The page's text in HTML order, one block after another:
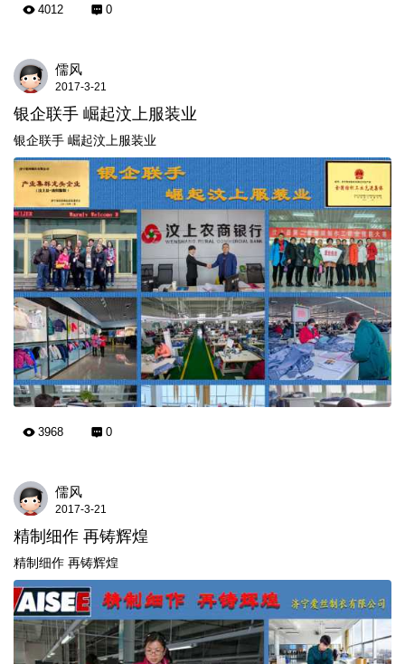
4012 0
儒风
2017-3-21
银企联手 崛起汶上服装业
银企联手 崛起汶上服装业
3968 0
儒风
2017-3-21
精制细作 再铸辉煌
精制细作 再铸辉煌